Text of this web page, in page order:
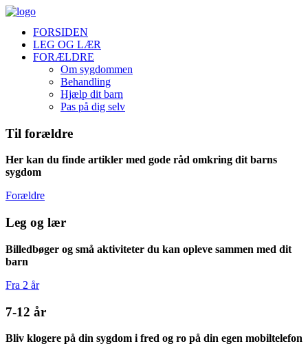
FORSIDEN
LEG OG LÆR
FORÆLDRE
Om sygdommen
Behandling
Hjælp dit barn
Pas på dig selv
Til forældre
Her kan du finde artikler med gode råd omkring dit barns
sygdom
Forældre
Leg og lær
Billedbøger og små aktiviteter du kan opleve sammen med dit
barn
Fra 2 år
7-12 år
Bliv klogere på din sygdom i fred og ro på din egen mobiltelefon